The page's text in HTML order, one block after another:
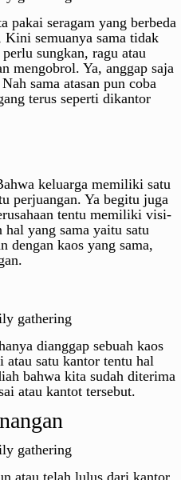
pakai seragam yang berbeda
Kini semuanya sama tidak
sungkan, ragu atau
mengobrol. Ya, anggap saja
sama atasan pun coba
terus seperti dikantor
keluarga memiliki satu
perjuangan. Ya begitu juga
tentu memiliki visi-
hal yang sama yaitu satu
dengan kaos yang sama,
dianggap sebuah kaos
atau satu kantor tentu hal
bahwa kita sudah diterima
atau kantot tersebut.